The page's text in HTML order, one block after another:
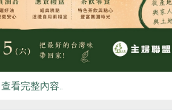
有興趣的產品
查看完整內容..